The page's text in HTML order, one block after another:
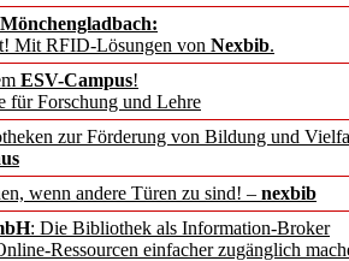
Mit RFID-Lösungen von Nexbib.
ESV-Campus!
für Forschung und Lehre
zur Förderung von Bildung und
wenn andere Türen zu sind! – nexbib
: Die Bibliothek als Information-Broker
Ressourcen einfacher zugänglich